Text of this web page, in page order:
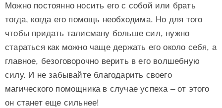
Можно постоянно носить его с собой или брать
тогда, когда его помощь необходима. Но для того
чтобы придать талисману больше сил, нужно
стараться как можно чаще держать его около себя, а
главное, безоговорочно верить в его волшебную
силу. И не забывайте благодарить своего
магического помощника в случае успеха – от этого
он станет еще сильнее!